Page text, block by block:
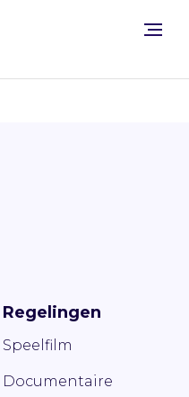
Regelingen
Speelfilm
Documentaire